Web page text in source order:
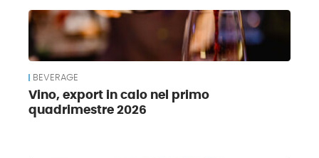
BEVERAGE
Vino, export in calo nel primo
quadrimestre 2026